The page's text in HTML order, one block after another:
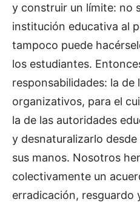
y construir un límite: no
institución educativa al
tampoco puede
los estudiantes.
responsabilidades: la de
organizativos, para el
la de las autoridades
y desnaturalizarlo
sus manos. Nosotros
colectivamente un
erradicación, resguardo